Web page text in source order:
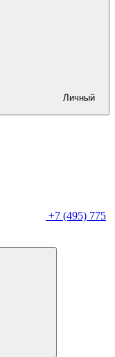
Личный
+7 (495) 775